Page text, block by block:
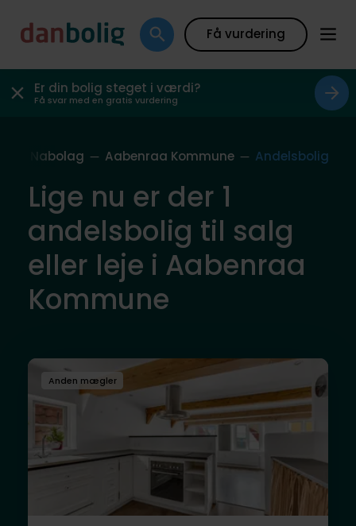
Få vurdering
Er din bolig steget i værdi?
Få svar med en gratis vurdering
Nabolag Aabenraa Kommune Andelsbolig
Lige nu er der 1
andelsbolig til salg
eller leje i Aabenraa
Kommune
Anden mægler